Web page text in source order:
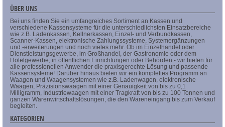
ÜBER UNS
Bei uns finden Sie ein umfangreiches Sortiment an Kassen und
verschiedene Kassensysteme für die unterschiedlichsten Einsatzbereiche
wie z.B. Ladenkassen, Kellnerkassen, Einzel- und Verbundkassen,
Scanner-Kassen, elektronische Zahlungssysteme, Systemergänzungen
und -erweiterungen und noch vieles mehr. Ob im Einzelhandel oder
Dienstleistungsgewerbe, im Großhandel, der Gastronomie oder dem
Hotelgewerbe, in öffentlichen Einrichtungen oder Behörden - wir bieten für
alle professionellen Anwender die praxisgerechte Lösung und passende
Kassensysteme! Darüber hinaus bieten wir ein komplettes Programm an
Waagen und Waagensystemen wie z.B. Ladenwagen, elektronische
Waagen, Präzisionswaagen mit einer Genauigkeit von bis zu 0,1
Milligramm, Industriewaagen mit einer Tragkraft von bis zu 100 Tonnen und
ganzen Warenwirtschaftslösungen, die den Wareneingang bis zum Verkauf
begleiten.
KATEGORIEN